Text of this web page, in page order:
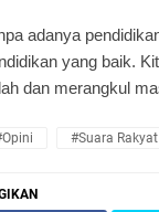
adanya
yang baik.
dan merangkul
#Suara Rakyat